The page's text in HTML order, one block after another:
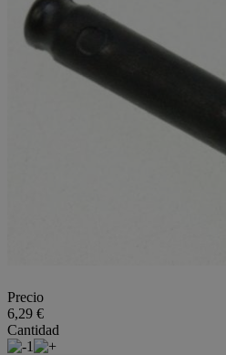
Precio
6,29 €
Cantidad
1